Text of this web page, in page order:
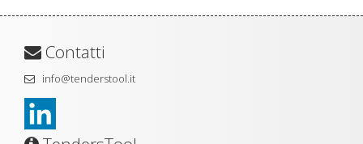
Contatti
info@tenderstool.it